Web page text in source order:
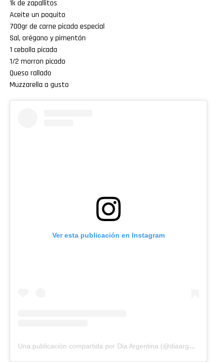
1k de zapallitos
Aceite un poquito
700gr de carne picada especial
Sal, orégano y pimentón
1 cebolla picada
1/2 morron picado
Queso rallado
Muzzarella a gusto
Ver esta publicación en Instagram
Una publicación compartida por Dia Argentina (@diaargentina)